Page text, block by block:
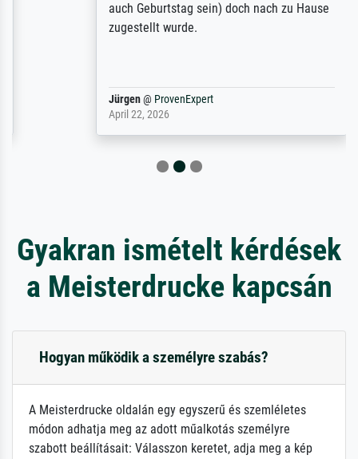
auch Geburtstag sein) doch nach zu Hause
zugestellt wurde.
@ProvenExpert
April 22, 2026
Gyakran ismételt kérdések
a Meisterdrucke kapcsán
Hogyan működik a személyre szabás?
A Meisterdrucke oldalán egy egyszerű és szemléletes
módon adhatja meg az adott műalkotás személyre
szabott beállításait: Válasszon keretet, adja meg a kép